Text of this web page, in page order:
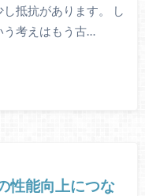
抵抗があります。 し
う考えはもう古…
性能向上につな